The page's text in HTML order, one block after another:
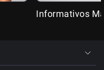
Informativos